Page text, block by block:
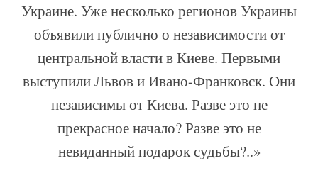
Украине. Уже несколько регионов Украины
объявили публично о независимости от
центральной власти в Киеве. Первыми
выступили Львов и Ивано-Франковск. Они
независимы от Киева. Разве это не
прекрасное начало? Разве это не
невиданный подарок судьбы?..»